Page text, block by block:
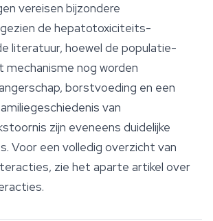
vereisen bijzondere
de hepatotoxiciteits-
literatuur, hoewel de populatie-
mechanisme nog worden
borstvoeding en een
van
zijn eveneens duidelijke
Voor een volledig overzicht van
zie het aparte artikel over